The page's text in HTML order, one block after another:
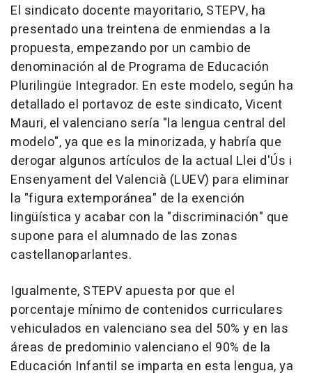
El sindicato docente mayoritario, STEPV, ha
presentado una treintena de enmiendas a la
propuesta, empezando por un cambio de
denominación al de Programa de Educación
Plurilingüe Integrador. En este modelo, según ha
detallado el portavoz de este sindicato, Vicent
Mauri, el valenciano sería "la lengua central del
modelo", ya que es la minorizada, y habría que
derogar algunos artículos de la actual Llei d'Ús i
Ensenyament del Valencià (LUEV) para eliminar
la "figura extemporánea" de la exención
lingüística y acabar con la "discriminación" que
supone para el alumnado de las zonas
castellanoparlantes.
Igualmente, STEPV apuesta por que el
porcentaje mínimo de contenidos curriculares
vehiculados en valenciano sea del 50% y en las
áreas de predominio valenciano el 90% de la
Educación Infantil se imparta en esta lengua, ya